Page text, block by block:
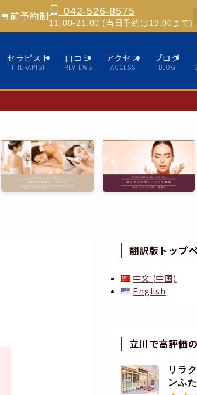
事前予約制 042-526-8575
11:00-21:00 (当日予約は19:00まで)
セラピスト
THERAPIST
口コミ
REVIEWS
アクセス
ACCESS
ブログ
BLOG
翻訳版トップ
中文 (中国)
English
立川で高評価
リラ
ンふ